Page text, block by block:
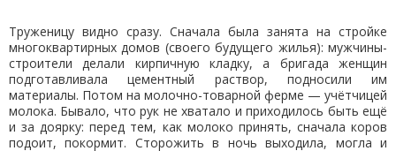
Труженицу видно сразу. Сначала была занята на стройке
многоквартирных домов (своего будущего жилья): мужчины-
строители делали кирпичную кладку, а бригада женщин
подготавливала цементный раствор, подносили им
материалы. Потом на молочно-товарной ферме — учётчицей
молока. Бывало, что рук не хватало и приходилось быть ещё
и за доярку: перед тем, как молоко принять, сначала коров
подоит, покормит. Сторожить в ночь выходила, могла и